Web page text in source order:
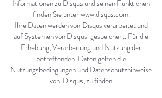
Informationen zu Disqus und seinen Funktionen
finden Sie unter www.disqus.com.
Ihre Daten werden von Disqus verarbeitet und
auf Systemen von Disqus gespeichert. Für die
Erhebung, Verarbeitung und Nutzung der
betreffenden Daten gelten die
Nutzungsbedingungen und Datenschutzhinweise
von Disqus, zu finden